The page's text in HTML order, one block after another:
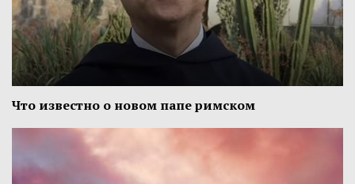
Что известно о новом папе римском